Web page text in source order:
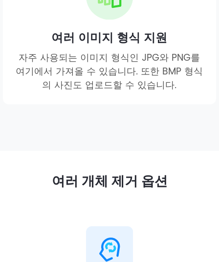
여러 이미지 형식 지원
자주 사용되는 이미지 형식인 JPG와 PNG를
여기에서 가져올 수 있습니다. 또한 BMP 형식
의 사진도 업로드할 수 있습니다.
여러 개체 제거 옵션